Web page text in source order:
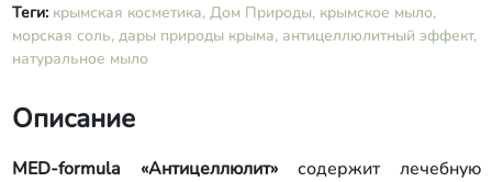
Теги: крымская косметика, Дом Природы, крымское мыло,
морская соль, дары природы крыма, антицеллюлитный эффект,
натуральное мыло
Описание
MED-formula «Антицеллюлит»содержит лечебную